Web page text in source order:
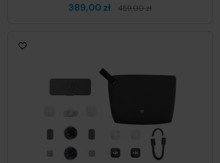
389,00 zł 459,00 zł